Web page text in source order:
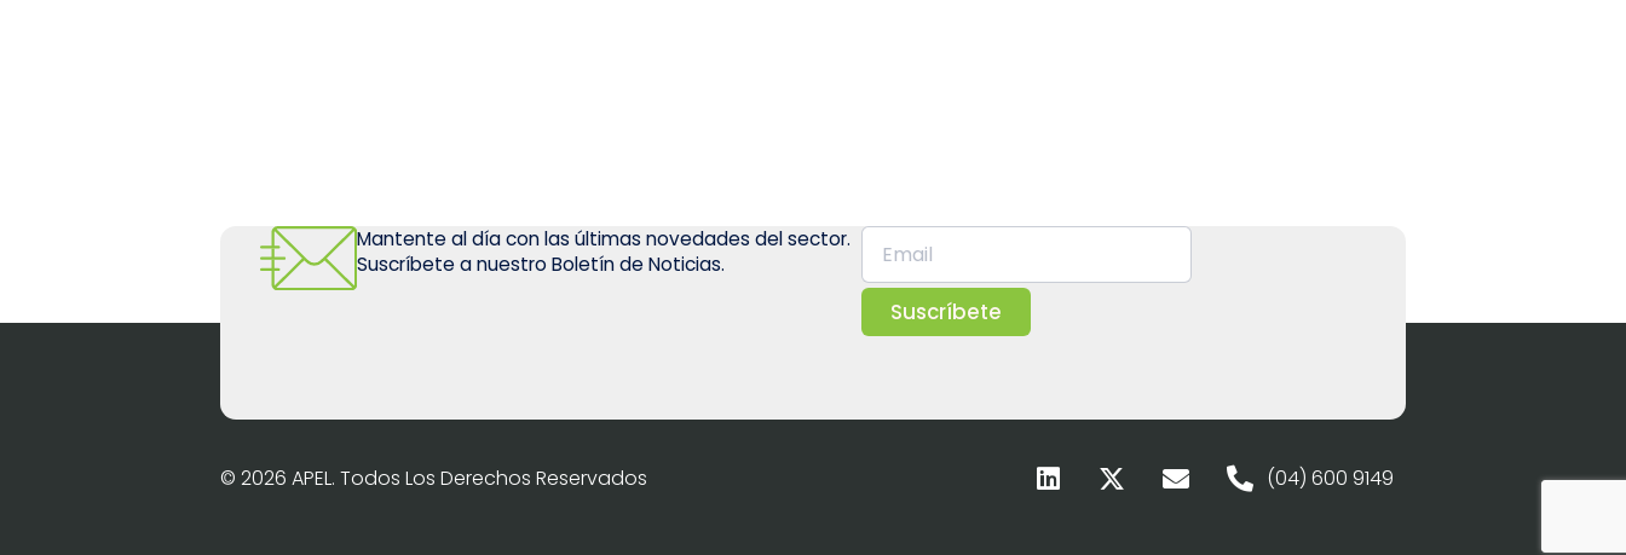
Mantente al día con las últimas novedades del sector.
Suscríbete a nuestro Boletín de Noticias.
Suscríbete
© 2026 APEL. Todos Los Derechos Reservados (04) 600 9149